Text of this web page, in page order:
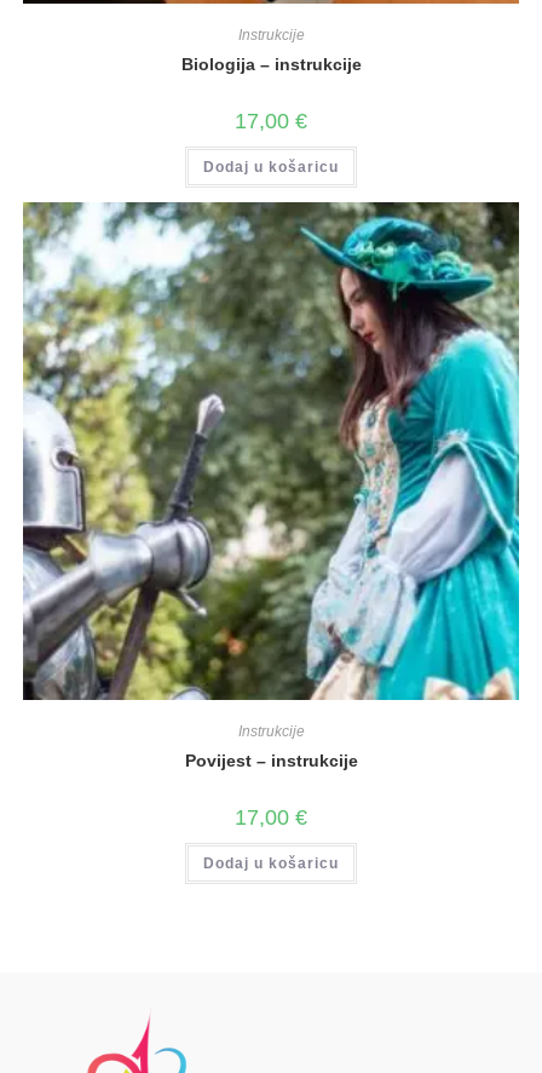
Instrukcije
Biologija – instrukcije
17,00 €
Dodaj u košaricu
Instrukcije
Povijest – instrukcije
17,00 €
Dodaj u košaricu